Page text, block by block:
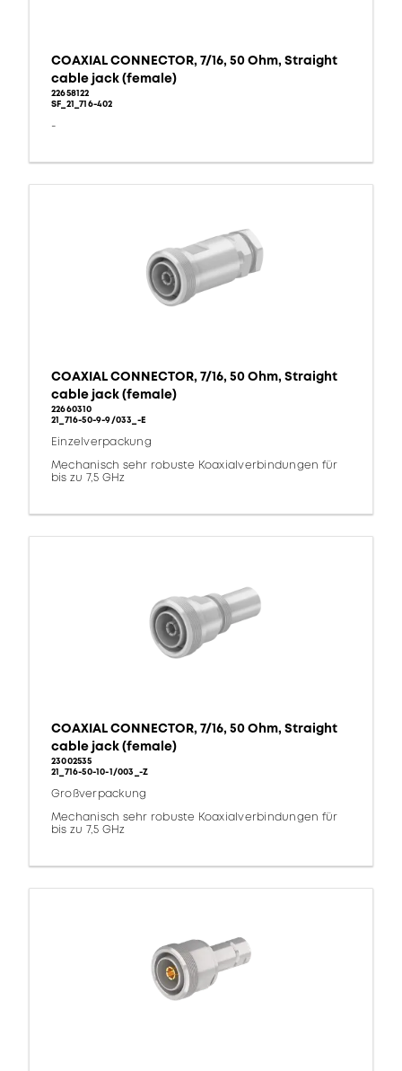
COAXIAL CONNECTOR, 7/16, 50 Ohm, Straight
cable jack (female)
22658122
SF_21_716-402
-
COAXIAL CONNECTOR, 7/16, 50 Ohm, Straight
cable jack (female)
22660310
21_716-50-9-9/033_-E
Einzelverpackung
Mechanisch sehr robuste Koaxialverbindungen für
bis zu 7,5 GHz
COAXIAL CONNECTOR, 7/16, 50 Ohm, Straight
cable jack (female)
23002535
21_716-50-10-1/003_-Z
Großverpackung
Mechanisch sehr robuste Koaxialverbindungen für
bis zu 7,5 GHz